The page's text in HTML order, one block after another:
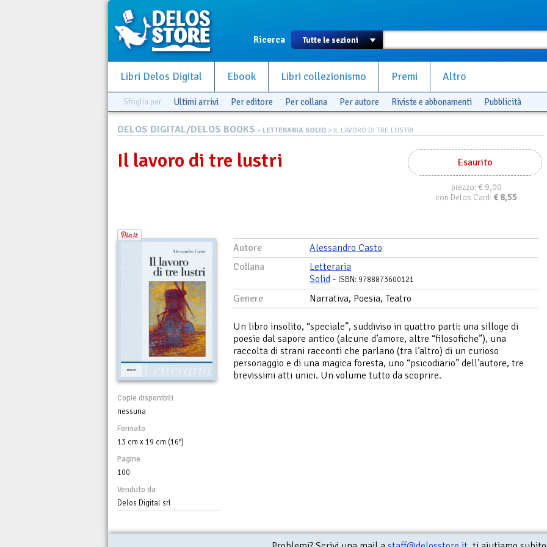
Ricerca
Libri Delos Digital Ebook Libri collezionismo Premi Altro
Sfoglia per Ultimi arrivi Per editore Per collana Per autore Riviste e abbonamenti Pubblicità
DELOS DIGITAL/DELOS BOOKS > LETTERARIA SOLID > IL LAVORO DI TRE LUSTRI
Esaurito
prezzo:€ 9,00
con Delos Card: € 8,55
Il lavoro di tre lustri
Copie disponibili
nessuna
Formato
13 cm x 19 cm (16°)
Pagine
100
Venduto da
Delos Digital srl
Autore
Alessandro Casto
Collana
Letteraria
Solid - ISBN: 9788873600121
Genere Narrativa, Poesia, Teatro
Un libro insolito, “speciale”, suddiviso in quattro parti: una silloge di
poesie dal sapore antico (alcune d’amore, altre “filosofiche”), una
raccolta di strani racconti che parlano (tra l’altro) di un curioso
personaggio e di una magica foresta, uno “psicodiario” dell’autore, tre
brevissimi atti unici. Un volume tutto da scoprire.